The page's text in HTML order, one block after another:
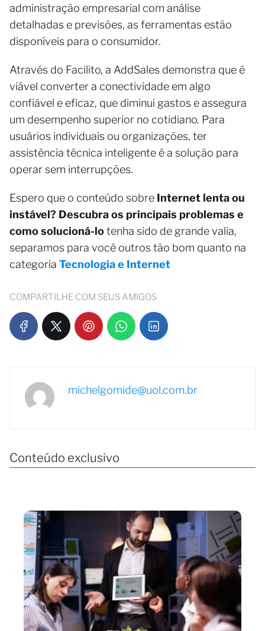
administração empresarial com análise
detalhadas e previsões, as ferramentas estão
disponíveis para o consumidor.
Através do Facilito, a AddSales demonstra que é
viável converter a conectividade em algo
confiável e eficaz, que diminui gastos e assegura
um desempenho superior no cotidiano. Para
usuários individuais ou organizações, ter
assistência técnica inteligente é a solução para
operar sem interrupções.
Espero que o conteúdo sobre Internet lenta ou
instável? Descubra os principais problemas e
como solucioná-lotenha sido de grande valia,
separamos para você outros tão bom quanto na
categoria Tecnologia e Internet
COMPARTILHE COM SEUS AMIGOS
michelgomide@uol.com.br
Conteúdo exclusivo